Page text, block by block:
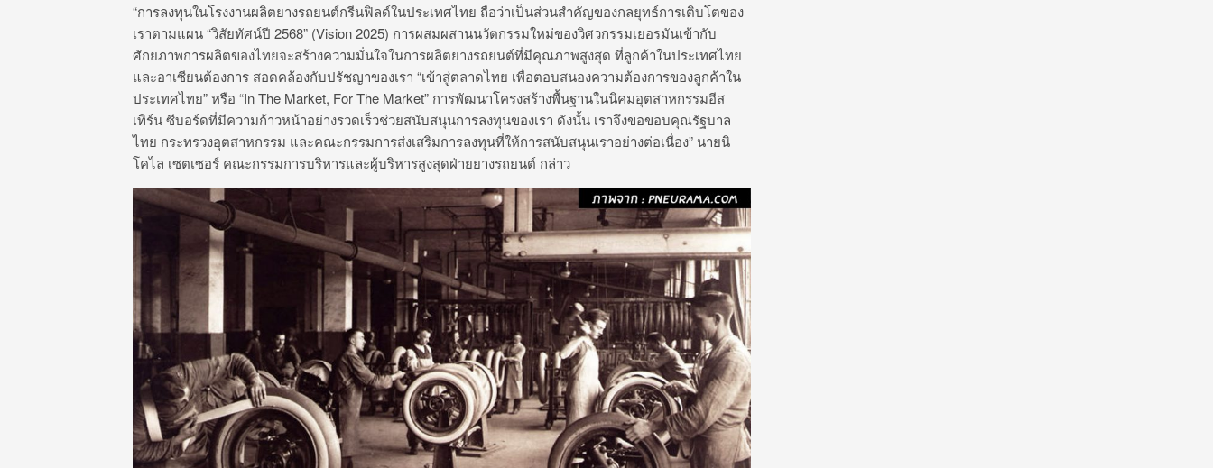
“การลงทุนในโรงงานผลิตยางรถยนต์กรีนฟิลด์ในประเทศไทย ถือว่าเป็นส่วนสำคัญของกลยุทธ์การเติบโตของ
เราตามแผน “วิสัยทัศน์ปี 2568” (Vision 2025) การผสมผสานนวัตกรรมใหม่ของวิศวกรรมเยอรมันเข้ากับ
ศักยภาพการผลิตของไทยจะสร้างความมั่นใจในการผลิตยางรถยนต์ที่มีคุณภาพสูงสุด ที่ลูกค้าในประเทศไทย
และอาเซียนต้องการ สอดคล้องกับปรัชญาของเรา “เข้าสู่ตลาดไทย เพื่อตอบสนองความต้องการของลูกค้าใน
ประเทศไทย” หรือ “In The Market, For The Market” การพัฒนาโครงสร้างพื้นฐานในนิคมอุตสาหกรรมอีส
เทิร์น ซีบอร์ดที่มีความก้าวหน้าอย่างรวดเร็วช่วยสนับสนุนการลงทุนของเรา ดังนั้น เราจึงขอขอบคุณรัฐบาล
ไทย กระทรวงอุตสาหกรรม และคณะกรรมการส่งเสริมการลงทุนที่ให้การสนับสนุนเราอย่างต่อเนื่อง” นายนิ
โคไล เซตเซอร์ คณะกรรมการบริหารและผู้บริหารสูงสุดฝ่ายยางรถยนต์ กล่าว